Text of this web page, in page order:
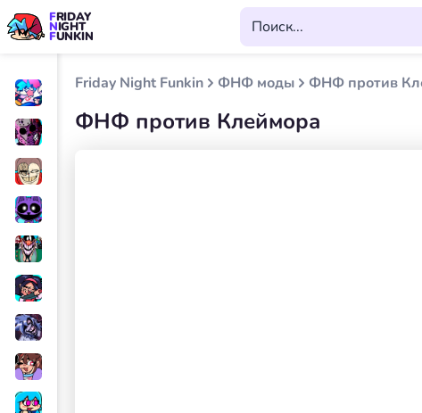
FRIDAY
NIGHT
FUNKIN
Friday Night Funkin ФНФ моды ФНФ против
ФНФ против Клеймора